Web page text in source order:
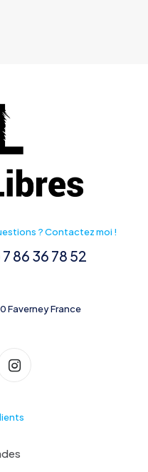
? Contactez moi !
86 36 78 52
Faverney France